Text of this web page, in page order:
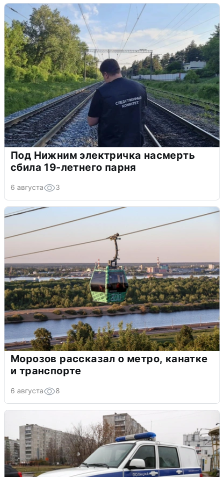
Под Нижним электричка насмерть
сбила 19-летнего парня
6 августа 3
Морозов рассказал о метро, канатке
и транспорте
6 августа 8